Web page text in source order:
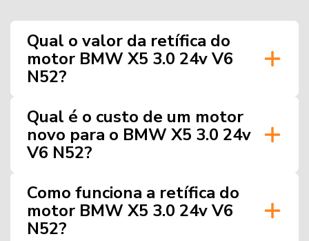
Qual o valor da retífica do
motor BMW X5 3.0 24v V6
N52?
Qual é o custo de um motor
novo para o BMW X5 3.0 24v
V6 N52?
Como funciona a retífica do
motor BMW X5 3.0 24v V6
N52?